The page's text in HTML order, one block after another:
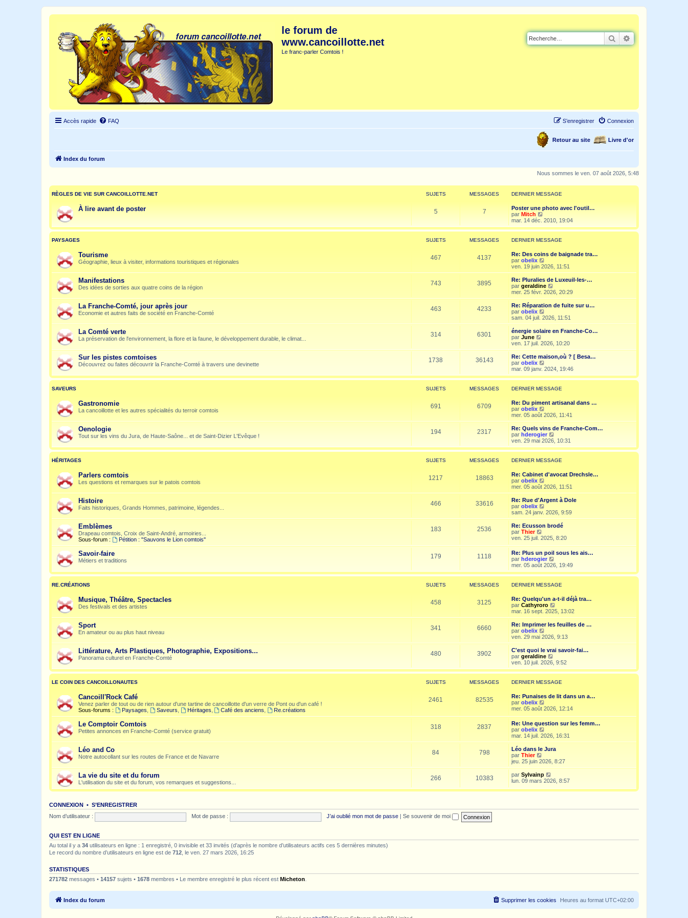
le forum de
www.cancoillotte.net
Le franc-parler Comtois !
Rechercher
Accès rapide FAQ Connexion
S’enregistrer
Livre d'or
Retour au site
Index du forum
Nous sommes le ven. 07 août 2026, 5:48
RÈGLES DE VIE SUR CANCOILLOTTE.NET SUJETS MESSAGES DERNIER MESSAGE
À lire avant de poster 5 7
Poster une photo avec l'outil…
par Mitch
o
i
r
l
e
r
n
i
e
r
m
e
s
s
a
g
e
mar. 14 déc. 2010, 19:04
PAYSAGES SUJETS MESSAGES DERNIER MESSAGE
Tourisme
Géographie, lieux à visiter, informations touristiques et régionales
467 4137
Re: Des coins de baignade tra…
par obelix
o
i
r
l
e
r
n
i
r
e
s
s
g
e
ven. 19 juin 2026, 11:51
Manifestations
Des idées de sorties aux quatre coins de la région
743 3895
Re: Pluralies de Luxeuil-les-…
par geraldine
o
i
r
e
d
r
n
i
r
e
s
a
e
mer. 25 févr. 2026, 20:29
La Franche-Comté, jour après jour
Economie et autres faits de société en Franche-Comté
463 4233
Re: Réparation de fuite sur u…
par obelix
o
i
r
e
e
r
n
i
e
m
s
a
g
e
sam. 04 juil. 2026, 11:51
La Comté verte
La préservation de l'environnement, la flore et la faune, le développement durable, le climat...
314 6301
énergie solaire en Franche-Co…
par June
o
i
r
l
e
e
r
n
e
r
m
e
s
s
a
g
e
ven. 17 juil. 2026, 10:20
Sur les pistes comtoises
Découvrez ou faites découvrir la Franche-Comté à travers une devinette
1738 36143
Re: Cette maison,où ? [ Besa…
par obelix
o
i
r
l
e
n
i
e
r
m
e
s
g
mar. 09 janv. 2024, 19:46
SAVEURS SUJETS MESSAGES DERNIER MESSAGE
Gastronomie
La cancoillotte et les autres spécialités du terroir comtois
691 6709
Re: Du piment artisanal dans …
par obelix
o
i
r
l
e
e
r
n
e
m
e
s
a
g
e
mer. 05 août 2026, 11:41
Oenologie
Tout sur les vins du Jura, de Haute-Saône... et de Saint-Dizier L'Evêque !
194 2317
Re: Quels vins de Franche-Com…
par hderogier
o
i
r
l
e
n
i
e
m
e
s
a
g
e
ven. 29 mai 2026, 10:31
HÉRITAGES SUJETS MESSAGES DERNIER MESSAGE
Parlers comtois
Les questions et remarques sur le patois comtois
1217 18863
Re: Cabinet d'avocat Drechsle…
par obelix
o
i
r
e
e
r
n
i
e
r
m
e
s
s
a
e
mer. 05 août 2026, 11:51
Histoire
Faits historiques, Grands Hommes, patrimoine, légendes...
466 33616
Re: Rue d'Argent à Dole
par obelix
o
i
r
e
e
r
n
i
e
m
s
s
a
g
e
sam. 24 janv. 2026, 9:59
Emblèmes
Drapeau comtois, Croix de Saint-André, armoiries...
Sous-forum :
Pétition : "Sauvons le Lion comtois"
183 2536
Re: Ecusson brodé
par Thier
o
e
d
e
n
e
r
m
e
s
s
a
g
e
ven. 25 juil. 2025, 8:20
Savoir-faire
Métiers et traditions
179 1118
Re: Plus un poil sous les ais…
par hderogier
o
i
r
l
e
r
n
i
e
m
e
s
a
g
e
mer. 05 août 2026, 19:49
RE.CRÉATIONS SUJETS MESSAGES DERNIER MESSAGE
Musique, Théâtre, Spectacles
Des festivals et des artistes
458 3125
Re: Quelqu'un a-t-il déjà tra…
par Cathyroro
o
i
r
e
e
r
n
i
e
m
s
a
g
e
mar. 16 sept. 2025, 13:02
Sport
En amateur ou au plus haut niveau
341 6660
Re: Imprimer les feuilles de …
par obelix
o
i
r
l
e
e
r
n
e
m
e
s
a
g
e
ven. 29 mai 2026, 9:13
Littérature, Arts Plastiques, Photographie, Expositions...
Panorama culturel en Franche-Comté
480 3902
C'est quoi le vrai savoir-fai…
par geraldine
o
i
r
l
e
n
i
e
m
e
s
a
g
ven. 10 juil. 2026, 9:52
LE COIN DES CANCOILLONAUTES SUJETS MESSAGES DERNIER MESSAGE
Cancoill'Rock Café
Venez parler de tout ou de rien autour d'une tartine de cancoillotte d'un verre de Pont ou d'un café !
Sous-forums :
Paysages Saveurs Héritages Café des anciens Re.créations
2461 82535
Re: Punaises de lit dans un a…
par obelix
o
l
e
d
e
r
i
e
r
m
e
mer. 05 août 2026, 12:14
Le Comptoir Comtois
Petites annonces en Franche-Comté (service gratuit)
318 2837
Re: Une question sur les femm…
par obelix
o
i
r
e
e
r
n
i
m
g
mar. 14 juil. 2026, 16:31
Léo and Co
Notre autocollant sur les routes de France et de Navarre
84 798
Léo dans le Jura
par Thier
o
i
r
d
n
e
jeu. 25 juin 2026, 8:27
La vie du site et du forum
L'utilisation du site et du forum, vos remarques et suggestions...
266 10383 par Sylvainp
o
r
d
e
s
e
lun. 09 mars 2026, 8:57
CONNEXION • S’ENREGISTRER
Nom d’utilisateur :
Mot de passe : J’ai oublié mon mot de passe Se souvenir de moi
QUI EST EN LIGNE
Au total il y a 34 utilisateurs en ligne : 1 enregistré, 0 invisible et 33 invités (d’après le nombre d’utilisateurs actifs ces 5 dernières minutes)
Le record du nombre d’utilisateurs en ligne est de 712 , le ven. 27 mars 2026, 16:25
STATISTIQUES
271782 messages • 14157 sujets • 1678 membres • Le membre enregistré le plus récent est Micheton
Index du forum Heures au format UTC+02:00
Supprimer les cookies